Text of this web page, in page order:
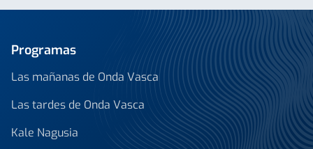
Programas
Las mañanas de Onda Vasca
Las tardes de Onda Vasca
Kale Nagusia